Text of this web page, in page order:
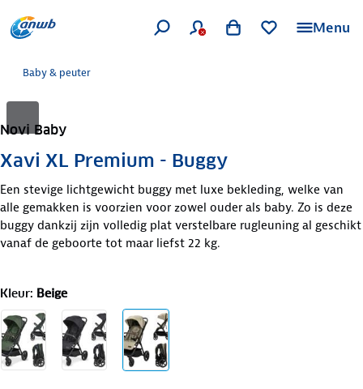
Menu
Baby & peuter
Novi Baby
Xavi XL Premium - Buggy
Een stevige lichtgewicht buggy met luxe bekleding, welke van
alle gemakken is voorzien voor zowel ouder als baby. Zo is deze
buggy dankzij zijn volledig plat verstelbare rugleuning al geschikt
vanaf de geboorte tot maar liefst 22 kg.
Kleur: Beige